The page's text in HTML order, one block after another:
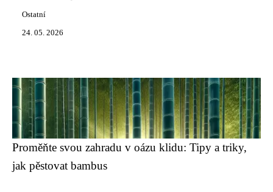
Ostatní
24. 05. 2026
Proměňte svou zahradu v oázu klidu: Tipy a triky,
jak pěstovat bambus